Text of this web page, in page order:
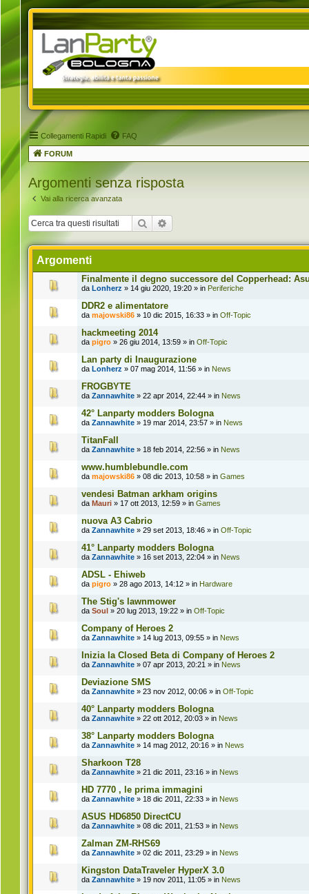
Collegamenti Rapidi FAQ
FORUM
Argomenti senza risposta
Vai alla ricerca avanzata
Cerca
Argomenti
Finalmente il degno successore del Copperhead:
da Lonherz » 14 giu 2020, 19:20 » in Periferiche
DDR2 e alimentatore
da majowski86 » 10 dic 2015, 16:33 » in Off-Topic
hackmeeting 2014
da pigro » 26 giu 2014, 13:59 » in Off-Topic
Lan party di Inaugurazione
da Lonherz » 07 mag 2014, 11:56 » in News
FROGBYTE
da Zannawhite » 22 apr 2014, 22:44 » in News
42° Lanparty modders Bologna
da Zannawhite » 19 mar 2014, 23:57 » in News
TitanFall
da Zannawhite » 18 feb 2014, 22:56 » in News
www.humblebundle.com
da majowski86 » 08 dic 2013, 10:58 » in Games
vendesi Batman arkham origins
da Mauri » 17 ott 2013, 12:59 » in Games
nuova A3 Cabrio
da Zannawhite » 29 set 2013, 18:46 » in Off-Topic
41° Lanparty modders Bologna
da Zannawhite » 16 set 2013, 22:04 » in News
ADSL - Ehiweb
da pigro » 28 ago 2013, 14:12 » in Hardware
The Stig's lawnmower
da Soul » 20 lug 2013, 19:22 » in Off-Topic
Company of Heroes 2
da Zannawhite » 14 lug 2013, 09:55 » in News
Inizia la Closed Beta di Company of Heroes 2
da Zannawhite » 07 apr 2013, 20:21 » in News
Deviazione SMS
da Zannawhite » 23 nov 2012, 00:06 » in Off-Topic
40° Lanparty modders Bologna
da Zannawhite » 22 ott 2012, 20:03 » in News
38° Lanparty modders Bologna
da Zannawhite » 14 mag 2012, 20:16 » in News
Sharkoon T28
da Zannawhite » 21 dic 2011, 23:16 » in News
HD 7770 , le prima immagini
da Zannawhite » 18 dic 2011, 22:33 » in News
ASUS HD6850 DirectCU
da Zannawhite » 08 dic 2011, 21:53 » in News
Zalman ZM-RHS69
da Zannawhite » 02 dic 2011, 23:29 » in News
Kingston DataTraveler HyperX 3.0
da Zannawhite » 19 nov 2011, 11:05 » in News